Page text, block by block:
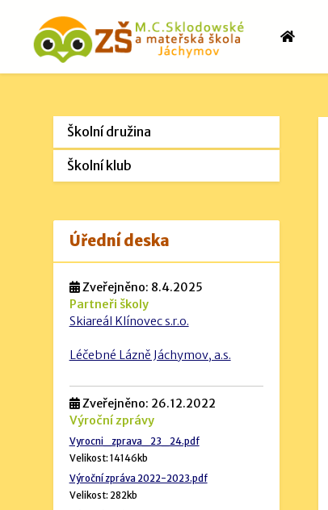
Školní družina
Školní klub
Úřední deska
Zveřejněno: 8.4.2025
Partneři školy
Skiareál Klínovec s.r.o.
Léčebné Lázně Jáchymov, a.s.
Zveřejněno: 26.12.2022
Výroční zprávy
Vyrocni_zprava_23_24.pdf
Velikost: 14146kb
Výroční zpráva 2022-2023.pdf
Velikost: 282kb